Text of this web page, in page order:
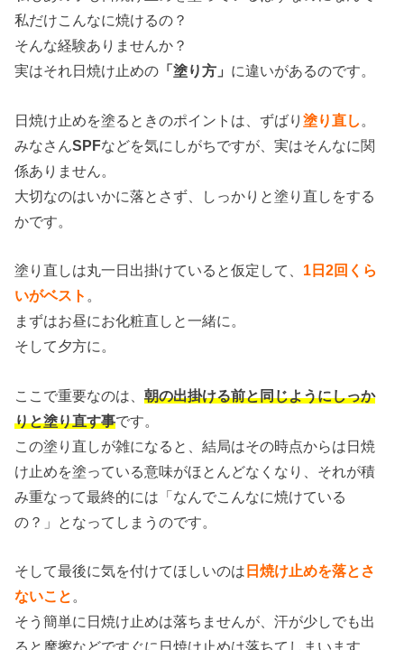
私だけこんなに焼けるの？
そんな経験ありませんか？
実はそれ日焼け止めの 「塗り方」 に違いがあるのです。
日焼け止めを塗るときのポイントは、ずばり塗り直し 。
みなさんSPFなどを気にしがちですが、実はそんなに関
係ありません。
大切なのはいかに落とさず、しっかりと塗り直しをする
かです。
塗り直しは丸一日出掛けていると仮定して、 1日2回くら
いがベスト 。
まずはお昼にお化粧直しと一緒に。
そして夕方に。
ここで重要なのは、朝の出掛ける前と同じようにしっか
りと塗り直す事です。
この塗り直しが雑になると、結局はその時点からは日焼
け止めを塗っている意味がほとんどなくなり、それが積
み重なって最終的には「なんでこんなに焼けている
の？」となってしまうのです。
そして最後に気を付けてほしいのは 日焼け止めを落とさ
ないこと 。
そう簡単に日焼け止めは落ちませんが、汗が少しでも出
ると摩擦などですぐに日焼け止めは落ちてしまいます。